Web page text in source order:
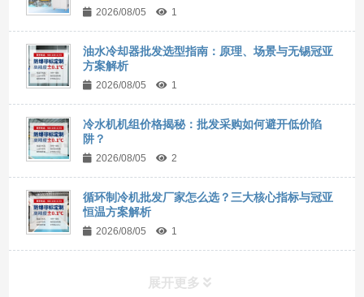
2026/08/05 1
油水冷却器批发选型指南：原理、场景与无锡冠亚
方案解析
2026/08/05 1
冷水机机组价格揭秘：批发采购如何避开低价陷
阱？
2026/08/05 2
循环制冷机批发厂家怎么选？三大核心指标与冠亚
恒温方案解析
2026/08/05 1
展开更多